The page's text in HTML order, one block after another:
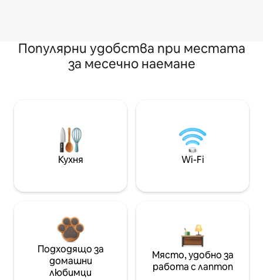
Популярни удобства при местата
за месечно наемане
Кухня Wi-Fi
Подходящо за
домашни
любимци
Място, удобно за
работа с лаптоп